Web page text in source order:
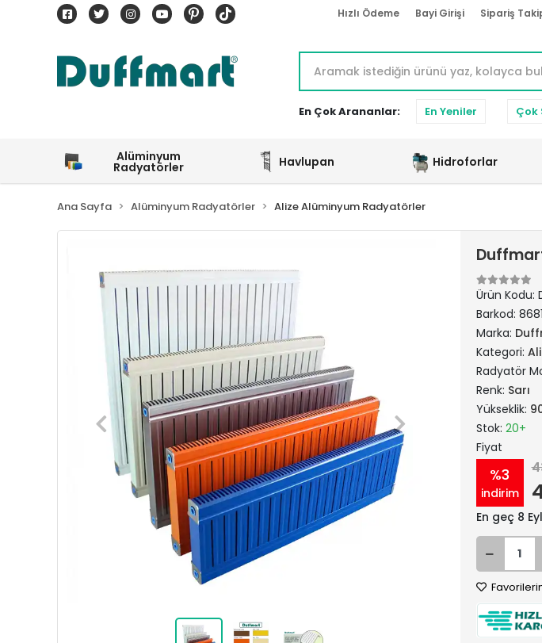
Hızlı Ödeme Bayi Girişi Sipariş
En Çok Arananlar: En Yeniler
Alüminyum
Radyatörler Havlupan Hidroforlar
Ana Sayfa Alüminyum Radyatörler Alize Alüminyum Radyatörler
Ürün Kodu:
Barkod:
Marka:
Kategori:
Radyatör
Renk: Sarı
Yükseklik:
Stok: 20+
Fiyat
%3
indirim
En geç 8